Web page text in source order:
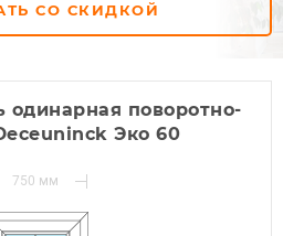
СО СКИДКОЙ
одинарная поворотно-
Эко 60
750